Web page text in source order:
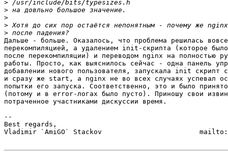
>
>
>
>
>
Дальше - больше. Оказалось, что проблема решилась
перекомпиляцией, а удалением init-скрипта (которое
после перекомпиляции) и переводом nginx на полностью
работы. Просто, как выяснилось сейчас - одна панель
добавлении нового пользователя, запускала init скрипт
и сразу же start, а nginx не во всех случаях успевал
попытки его запуска. Соответственно, это и было
(потому и в error-логах было пусто). Приношу свои
потраченное участниками дискуссии время.
--
Best regards,
Vladimir `AmiGO` Stackov                        mailto: